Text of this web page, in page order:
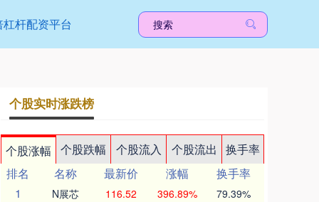
杆配资平台
个股实时涨跌榜
个股涨幅 个股跌幅 个股流入 个股流出
换手率
排名
名称 最新价 涨幅
换手率
1
N展芯 116.52 396.89% 79.39%